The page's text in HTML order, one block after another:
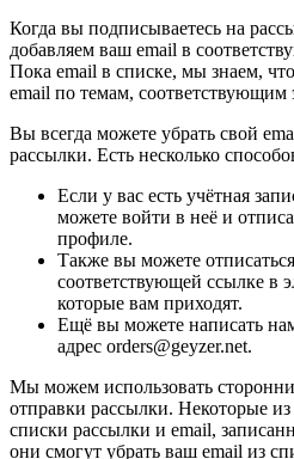
Когда вы подписываетесь на
добавляем ваш email в
Пока email в списке, мы знаем,
email по темам, соответствующим
Вы всегда можете убрать свой
рассылки. Есть несколько
Если у вас есть учётная
можете войти в неё и
профиле.
Также вы можете
соответствующей ссылке в
которые вам приходят.
Ещё вы можете написать
адрес orders@geyzer.net.
Мы можем использовать
отправки рассылки. Некоторые
списки рассылки и email,
они смогут убрать ваш email из